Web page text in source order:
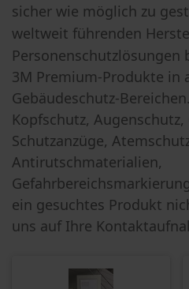
sicher wie möglich zu
weltweit führenden
Personenschutzlösungen
3M Premium-Produkte in
Gebäudeschutz-
Kopfschutz, Augenschutz,
Schutzanzüge,
Antirutschmaterialien,
ein gesuchtes Produkt
uns auf Ihre